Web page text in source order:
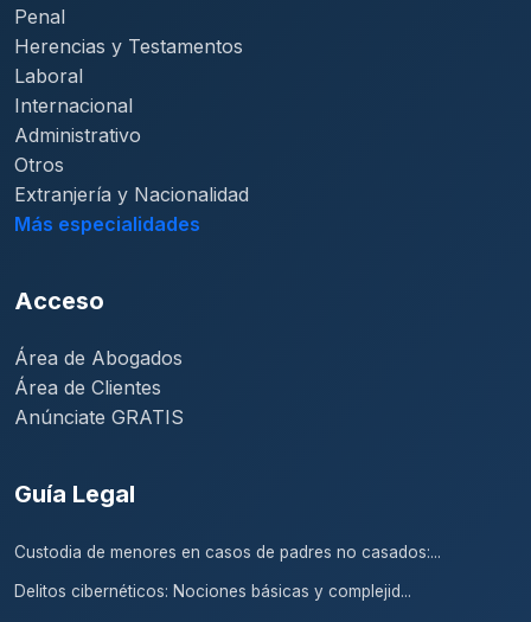
Penal
Herencias y Testamentos
Laboral
Internacional
Administrativo
Otros
Extranjería y Nacionalidad
Más especialidades
Acceso
Área de Abogados
Área de Clientes
Anúnciate GRATIS
Guía Legal
Custodia de menores en casos de padres no casados:...
Delitos cibernéticos: Nociones básicas y complejid...